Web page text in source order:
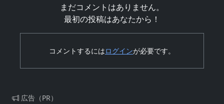
まだコメントはありません。
最初の投稿はあなたから！
コメントするにはログインが必要です。
広告（PR）